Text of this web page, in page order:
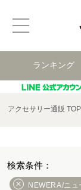
ランキング
アクセサリー通販 TOP
NEWERA/ニ